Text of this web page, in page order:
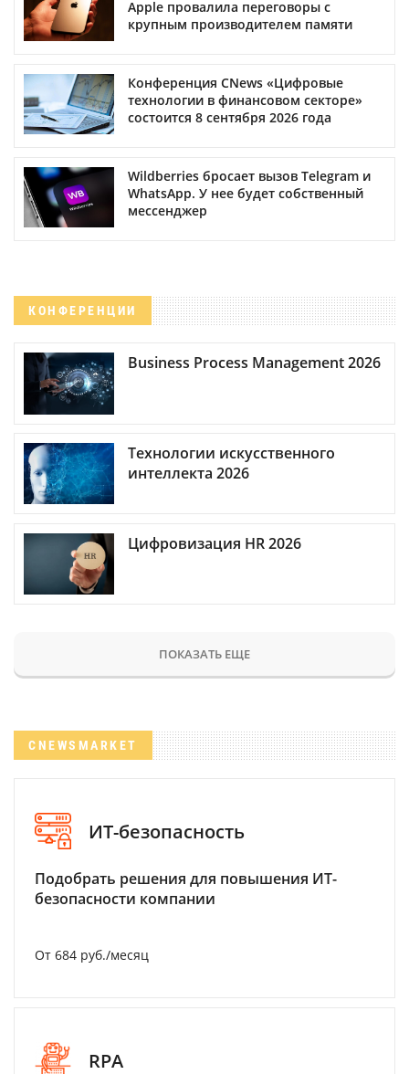
Apple провалила переговоры с
крупным производителем памяти
Конференция CNews «Цифровые
технологии в финансовом секторе»
состоится 8 сентября 2026 года
Wildberries бросает вызов Telegram и
WhatsApp. У нее будет собственный
мессенджер
КОНФЕРЕНЦИИ
Business Process Management 2026
Технологии искусственного
интеллекта 2026
Цифровизация HR 2026
ПОКАЗАТЬ ЕЩЕ
CNEWSMARKET
ИТ-безопасность
Подобрать решения для повышения ИТ-
безопасности компании
От 684 руб./месяц
RPA